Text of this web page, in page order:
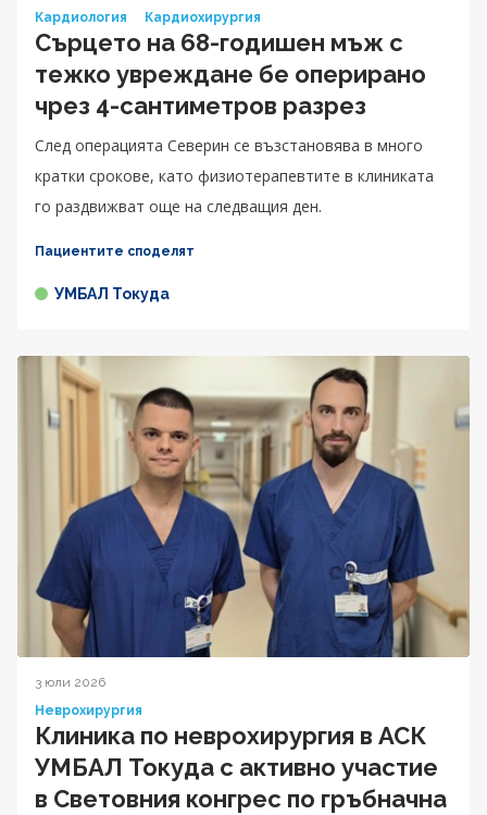
Кардиология Кардиохирургия
Сърцето на 68-годишен мъж с
тежко увреждане бе оперирано
чрез 4-сантиметров разрез
След операцията Северин се възстановява в много
кратки срокове, като физиотерапевтите в клиниката
го раздвижват още на следващия ден.
Пациентите споделят
УМБАЛ Токуда
3 юли 2026
Неврохирургия
Клиника по неврохирургия в АСК
УМБАЛ Токуда с активно участие
в Световния конгрес по гръбначна